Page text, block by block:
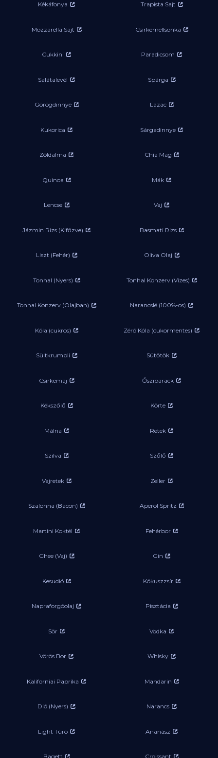
Kékáfonya Trapista Sajt
Mozzarella Sajt Csirkemellsonka
Cukkini Paradicsom
Salátalevél Spárga
Görögdinnye Lazac
Kukorica Sárgadinnye
Zöldalma Chia Mag
Quinoa Mák
Lencse Vaj
Jázmin Rizs (Kifőzve) Basmati Rizs
Liszt (Fehér) Oliva Olaj
Tonhal (Nyers) Tonhal Konzerv (Vízes)
Tonhal Konzerv (Olajban) Narancslé (100%-os)
Kóla (cukros) Zéró Kóla (cukormentes)
Sültkrumpli Sütőtök
Csirkemáj Őszibarack
Kékszőlő Körte
Málna Retek
Szilva Szőlő
Vajretek Zeller
Szalonna (Bacon) Aperol Spritz
Martini Koktél Fehérbor
Ghee (Vaj) Gin
Kesudió Kókuszzsír
Napraforgóolaj Pisztácia
Sör Vodka
Vörös Bor Whisky
Kaliforniai Paprika Mandarin
Dió (Nyers) Narancs
Light Túró Ananász
Bagett Croissant